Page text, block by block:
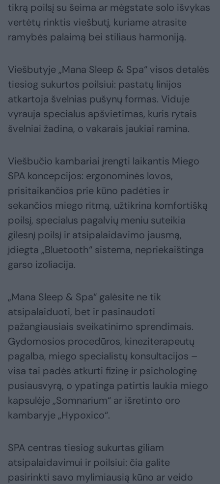
tikrą poilsį su šeima ar mėgstate solo išvykas
vertėtų rinktis viešbutį, kuriame atrasite
ramybės palaimą bei stiliaus harmoniją.
Viešbutyje „Mana Sleep & Spa“ visos detalės
tiesiog sukurtos poilsiui: pastatų linijos
atkartoja švelnias pušynų formas. Viduje
vyrauja specialus apšvietimas, kuris rytais
švelniai žadina, o vakarais jaukiai ramina.
Viešbučio kambariai įrengti laikantis Miego
SPA koncepcijos: ergonominės lovos,
prisitaikančios prie kūno padėties ir
sekančios miego ritmą, užtikrina komfortišką
poilsį, specialus pagalvių meniu suteikia
gilesnį poilsį ir atsipalaidavimo jausmą,
įdiegta „Bluetooth“ sistema, nepriekaištinga
garso izoliacija.
„Mana Sleep & Spa“ galėsite ne tik
atsipalaiduoti, bet ir pasinaudoti
pažangiausiais sveikatinimo sprendimais.
Gydomosios procedūros, kineziterapeutų
pagalba, miego specialistų konsultacijos –
visa tai padės atkurti fizinę ir psichologinę
pusiausvyrą, o ypatinga patirtis laukia miego
kapsulėje „Somnarium“ ar išretinto oro
kambaryje „Hypoxico“.
SPA centras tiesiog sukurtas giliam
atsipalaidavimui ir poilsiui: čia galite
pasirinkti savo mylimiausią kūno ar veido